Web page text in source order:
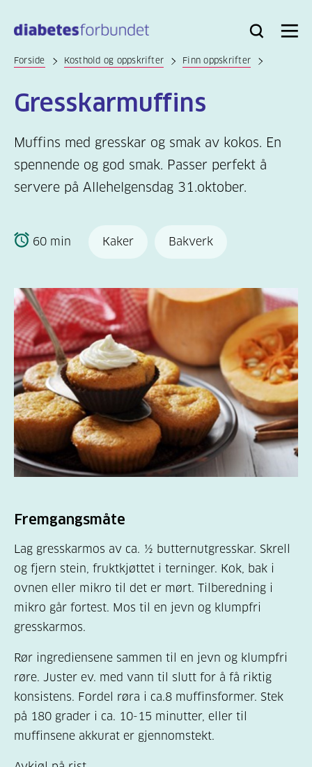
hovedinnhold
Bli
Logg
Søk Meny
Forside Kosthold og oppskrifter Finn oppskrifter
Gresskarmuffins
Muffins med gresskar og smak av kokos. En
spennende og god smak. Passer perfekt å
servere på Allehelgensdag 31.oktober.
60 min Kaker Bakverk
Fremgangsmåte
Lag gresskarmos av ca. ½ butternutgresskar. Skrell
og fjern stein, fruktkjøttet i terninger. Kok, bak i
ovnen eller mikro til det er mørt. Tilberedning i
mikro går fortest. Mos til en jevn og klumpfri
gresskarmos.
Rør ingrediensene sammen til en jevn og klumpfri
røre. Juster ev. med vann til slutt for å få riktig
konsistens. Fordel røra i ca.8 muffinsformer. Stek
på 180 grader i ca. 10-15 minutter, eller til
muffinsene akkurat er gjennomstekt.